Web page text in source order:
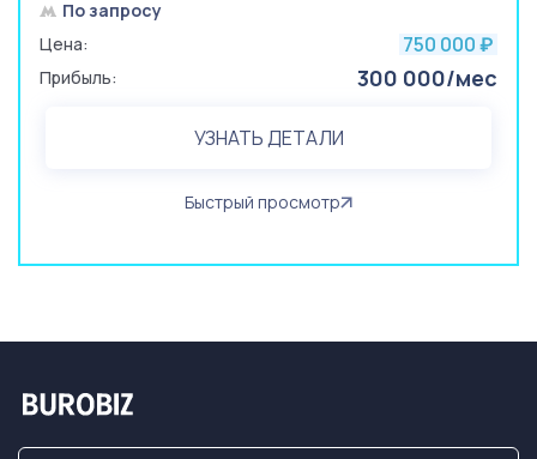
По запросу
Цена:
750 000 ₽
Прибыль: 300 000/мес
УЗНАТЬ ДЕТАЛИ
Быстрый просмотр